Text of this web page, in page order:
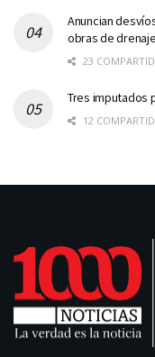
Anuncian
obras de
23
Tres imputados
12